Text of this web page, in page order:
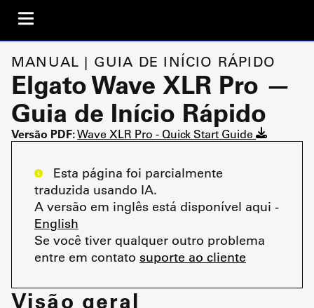
MANUAL | GUIA DE INÍCIO RÁPIDO
Elgato Wave XLR Pro —
Guia de Início Rápido
Versão PDF:Wave XLR Pro - Quick Start Guide
Esta página foi parcialmente
traduzida usando IA.
A versão em inglês está disponível aqui -
English
Se você tiver qualquer outro problema
entre em contato suporte ao cliente
Visão geral